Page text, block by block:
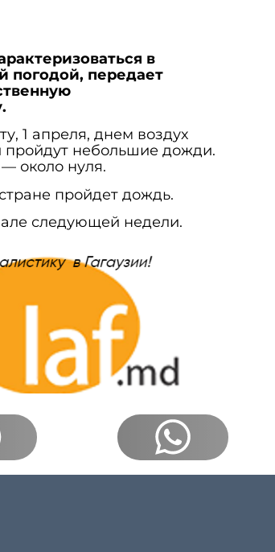
в
погодой, передает
1 апреля, днем воздух
пройдут небольшие дожди.
около нуля.
пройдет дождь.
следующей недели.